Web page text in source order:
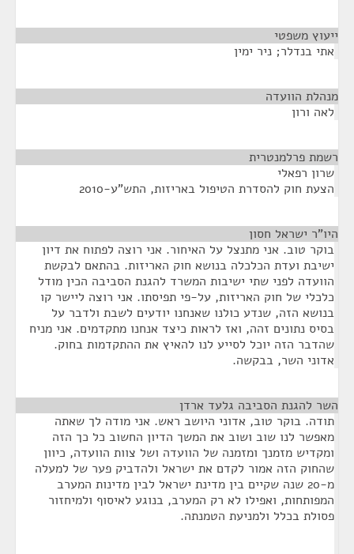
ייעוץ משפטי
אתי בנדלר; ניר ימין
מנהלת הוועדה
לאה ורון
רשמת פרלמנטרית
שרון רפאלי
הצעת חוק להסדרת הטיפול באריזות, התש"ע-2010
היו"ר ישראל חסון
בוקר טוב. אני מתנצל על האיחור. אני רוצה לפתוח את דיון
ישיבת ועדת הכלכלה בנושא חוק האריזות. בהתאם לבקשת
הוועדה לפני שתי ישיבות המשרד להגנת הסביבה הכין מודל
כלכלי של חוק האריזות, על-פי תפיסתו. אני רוצה ליישר קו
בנושא הזה, שנדע כולנו שאנחנו יודעים לשבת ולדבר על
בסיס נתונים זהה, ואז לראות כיצד אנחנו מתקדמים. אני מניח
שהדבר הזה יוכל לסייע לנו להאיץ את ההתקדמות בחוק.
אדוני השר, בבקשה.
השר להגנת הסביבה גלעד ארדן
תודה. בוקר טוב, אדוני היושב ראש. אני מודה לך שאתה
מאפשר לנו שוב ושוב את המשך הדיון החשוב כל כך הזה
ומקדיש מזמנך ומזמנה של הוועדה ושל צוות הוועדה, כיוון
שהחוק הזה אמור לקדם את ישראל ולהדביק פער של למעלה
מ-20 שנה שקיים בין מדינת ישראל לבין מדינות המערב
המפותחות, ואפילו לא רק המערב, בנוגע לאיסוף ולמיחזור
פסולת בכלל ולמניעת הטמנתה.